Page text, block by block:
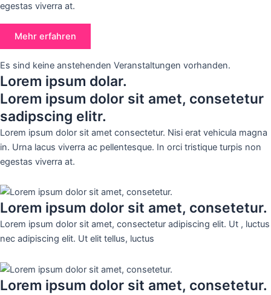
egestas viverra at.
Mehr erfahren
Es sind keine anstehenden Veranstaltungen vorhanden.
Lorem ipsum dolar.
Lorem ipsum dolor sit amet, consetetur
sadipscing elitr.
Lorem ipsum dolor sit amet consectetur. Nisi erat vehicula magna
in. Urna lacus viverra ac pellentesque. In orci tristique turpis non
egestas viverra at.
Lorem ipsum dolor sit amet, consetetur.
Lorem ipsum dolor sit amet, consectetur adipiscing elit. Ut , luctus
nec adipiscing elit. Ut elit tellus, luctus
Lorem ipsum dolor sit amet, consetetur.